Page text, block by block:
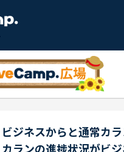
ビジネスからと通常カ
カランの進捗状況がビ